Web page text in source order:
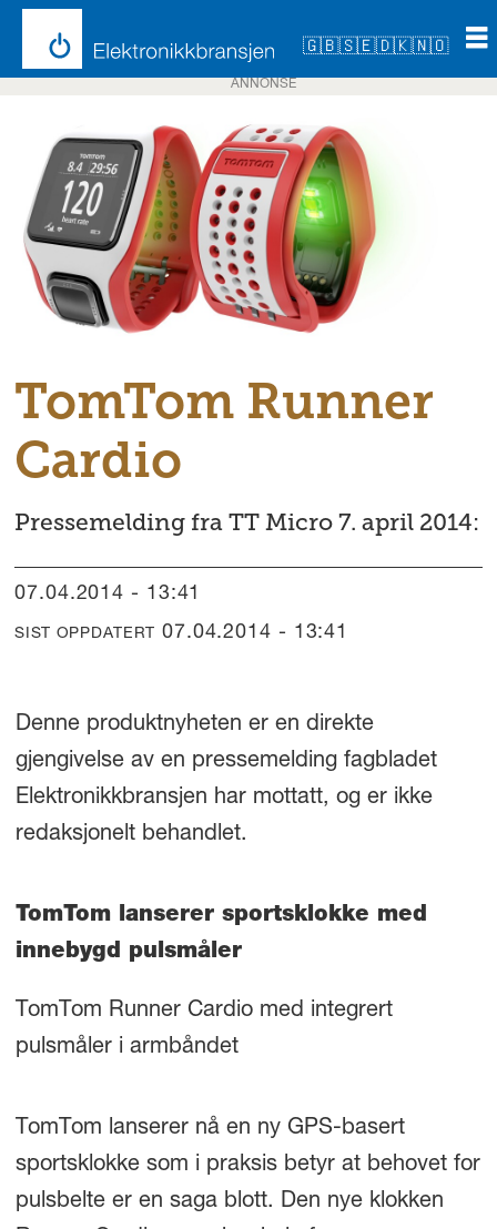
🇬🇧🇸🇪🇩🇰🇳🇴
ANNONSE
TomTom Runner
Cardio
Pressemelding fra TT Micro 7. april 2014:
07.04.2014 - 13:41
SIST OPPDATERT 07.04.2014 - 13:41
Denne produktnyheten er en direkte
gjengivelse av en pressemelding fagbladet
Elektronikkbransjen har mottatt, og er ikke
redaksjonelt behandlet.
TomTom lanserer sportsklokke med
innebygd pulsmåler
TomTom Runner Cardio med integrert
pulsmåler i armbåndet
TomTom lanserer nå en ny GPS-basert
sportsklokke som i praksis betyr at behovet for
pulsbelte er en saga blott. Den nye klokken